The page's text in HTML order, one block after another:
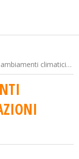
climatici, le assicurazioni fanno troppo poco